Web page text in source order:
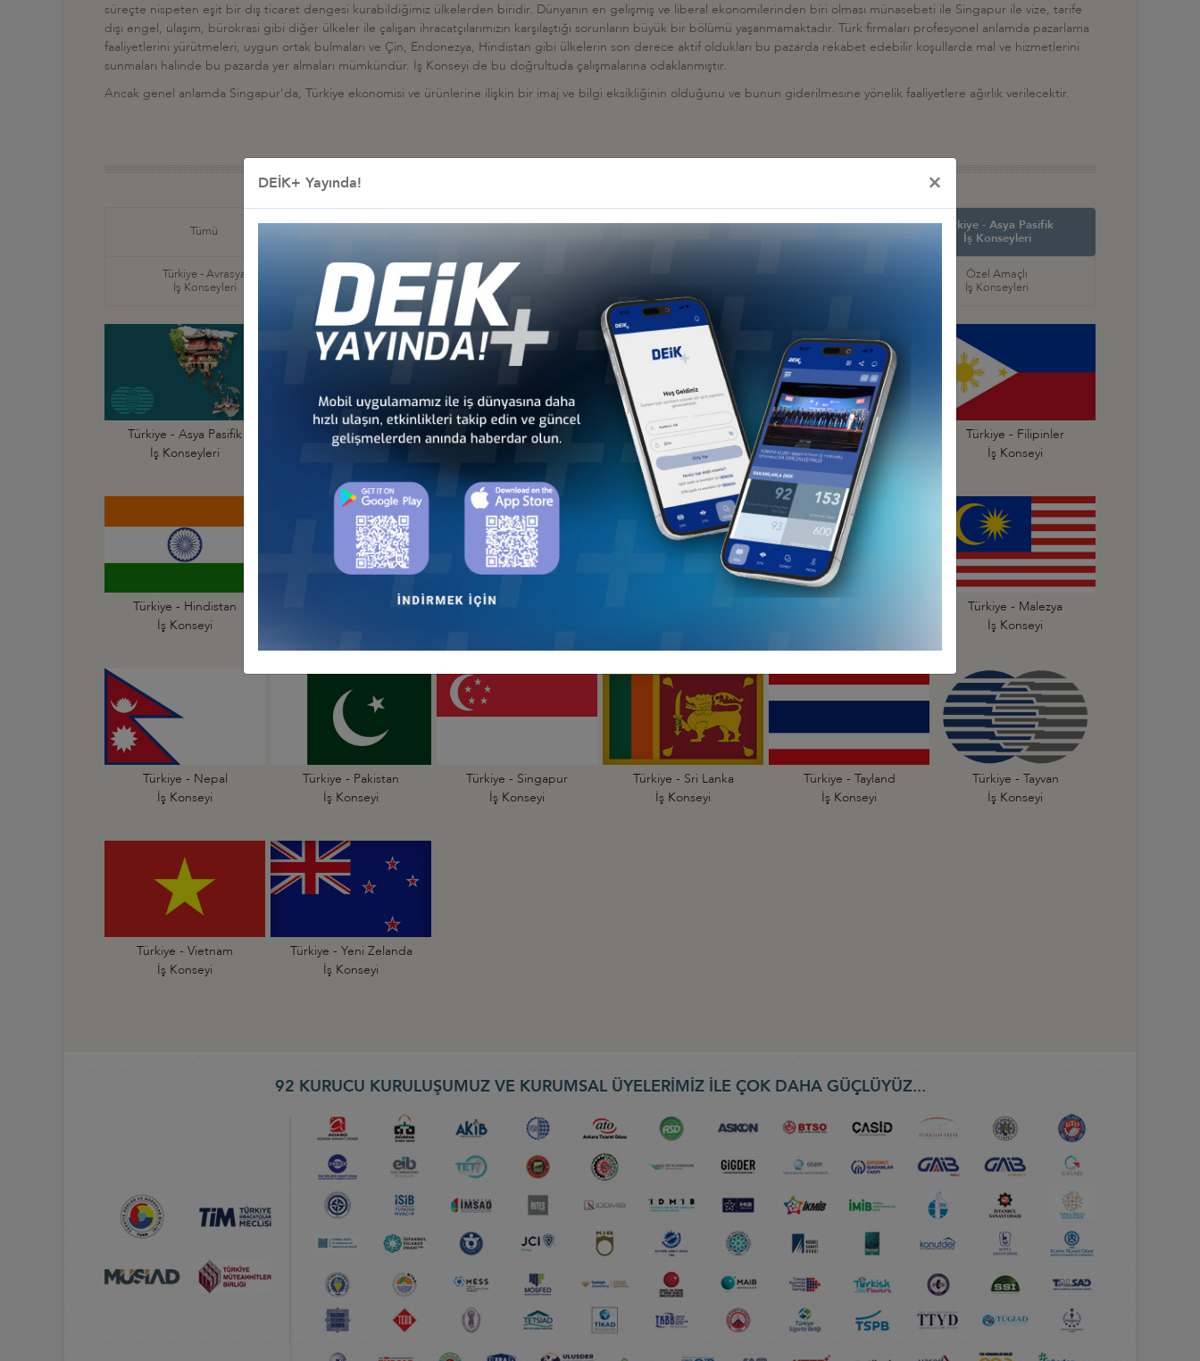
süreçte nispeten eşit bir dış ticaret dengesi kurabildiğimiz ülkelerden biridir. Dünyanın en gelişmiş ve liberal ekonomilerinden biri olması münasebeti ile Singapur ile vize, tarife
dışı engel, ulaşım, bürokrasi gibi diğer ülkeler ile çalışan ihracatçılarımızın karşılaştığı sorunların büyük bir bölümü yaşanmamaktadır. Türk firmaları profesyonel anlamda pazarlama
faaliyetlerini yürütmeleri, uygun ortak bulmaları ve Çin, Endonezya, Hindistan gibi ülkelerin son derece aktif oldukları bu pazarda rekabet edebilir koşullarda mal ve hizmetlerini
sunmaları halinde bu pazarda yer almaları mümkündür. İş Konseyi de bu doğrultuda çalışmalarına odaklanmıştır.
Ancak genel anlamda Singapur'da, Türkiye ekonomisi ve ürünlerine ilişkin bir imaj ve bilgi eksikliğinin olduğunu ve bunun giderilmesine yönelik faaliyetlere ağırlık verilecektir.
Tümü
Türkiye - Afrika
Türkiye - Kuzey Amerika
Türkiye - Latin Amerika ve
Karayipler İş Konseyleri
Türkiye - Asya Pasifik
İş Konseyleri
Türkiye - Avrasya
İş Konseyleri
Türkiye - Avrupa
İş Konseyleri
Özel Amaçlı
İş Konseyleri
Türkiye - Asya Pasifik
İş Konseyleri
Türkiye - Avustralya
İş Konseyi
Türkiye - Bangladeş
Türkiye - Çin
İş Konseyi
Türkiye - Endonezya
İş Konseyi
Türkiye - Filipinler
İş Konseyi
Türkiye - Hindistan
İş Konseyi
Türkiye - Hong Kong
Türkiye - Japonya
Türkiye - Malezya
İş Konseyi
Türkiye - Nepal
İş Konseyi
Türkiye - Pakistan
İş Konseyi
Türkiye - Singapur
İş Konseyi
Türkiye - Sri Lanka
İş Konseyi
Türkiye - Tayland
İş Konseyi
Türkiye - Tayvan
İş Konseyi
Türkiye - Vietnam
İş Konseyi
Türkiye - Yeni Zelanda
İş Konseyi
92 KURUCU KURULUŞUMUZ VE KURUMSAL ÜYELERİMİZ İLE ÇOK DAHA GÜÇLÜYÜZ...
DEİK+ Yayında! ×